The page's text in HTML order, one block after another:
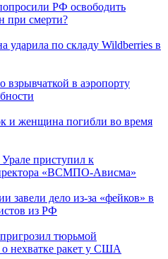
РФ освободить
при смерти?
ударила по складу Wildberries в
взрывчаткой в аэропорту
и женщина погибли во время
приступил к
«ВСМПО-Ависма»
завели дело из-за «фейков» в
из РФ
тюрьмой
нехватке ракет у США